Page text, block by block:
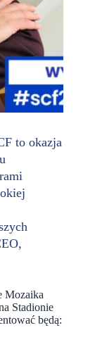
to okazja
Mozaika
Stadionie
będą: